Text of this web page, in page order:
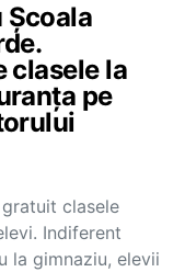
clasele la
pe
clasele
Indiferent
la gimnaziu, elevii